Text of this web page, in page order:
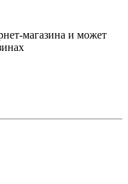
магазина и может